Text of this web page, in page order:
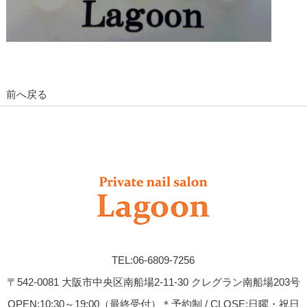
前へ戻る
TEL:06-6809-7256
〒542-0081 大阪市中央区南船場2-11-30 クレグラン南船場203号
OPEN:10:30～19:00（最終受付）＊予約制 / CLOSE:日曜・祝日